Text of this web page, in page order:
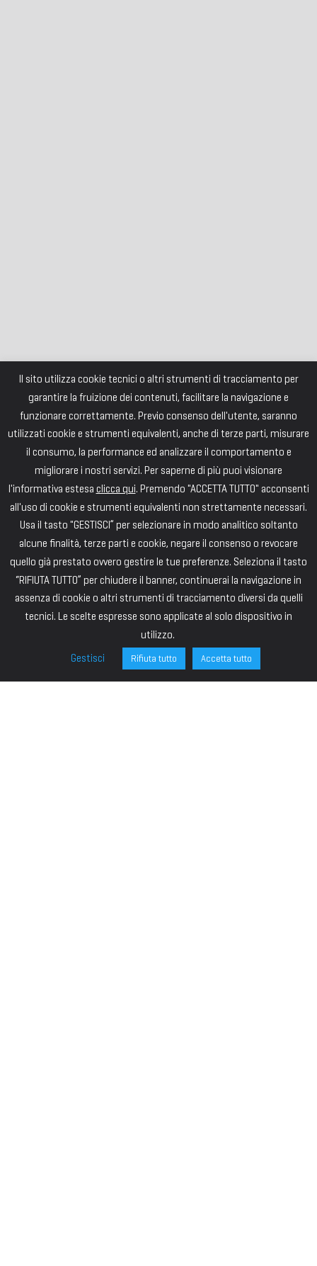
Il sito utilizza cookie tecnici o altri strumenti di tracciamento per
garantire la fruizione dei contenuti, facilitare la navigazione e
funzionare correttamente. Previo consenso dell'utente, saranno
utilizzati cookie e strumenti equivalenti, anche di terze parti, misurare
il consumo, la performance ed analizzare il comportamento e
migliorare i nostri servizi. Per saperne di più puoi visionare
l'informativa estesa clicca qui. Premendo "ACCETTA TUTTO" acconsenti
all'uso di cookie e strumenti equivalenti non strettamente necessari.
Usa il tasto "GESTISCI” per selezionare in modo analitico soltanto
alcune finalità, terze parti e cookie, negare il consenso o revocare
quello già prestato ovvero gestire le tue preferenze. Seleziona il tasto
“RIFIUTA TUTTO” per chiudere il banner, continuerai la navigazione in
assenza di cookie o altri strumenti di tracciamento diversi da quelli
tecnici. Le scelte espresse sono applicate al solo dispositivo in
utilizzo.
Gestisci
Rifiuta tutto Accetta tutto